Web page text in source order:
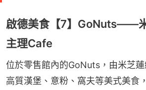
啟德美食【7】GoNuts——
主理Cafe
位於零售館內的GoNuts，由米芝
高質漢堡、意粉、窩夫等美式美食